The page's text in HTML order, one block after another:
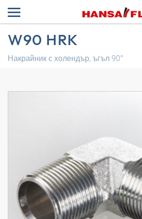
W90 HRK
Накрайник с холендър, ъгъл 90°
3D модел